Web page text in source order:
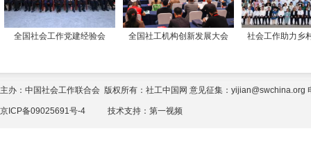
全国社会工作党建经验会 全国社工机构创新发展大会 社会工作助力乡
主办：中国社会工作联合会 版权所有：社工中国网 意见征集：yijian@swchina.org
京ICP备09025691号-4 技术支持： 第一视频